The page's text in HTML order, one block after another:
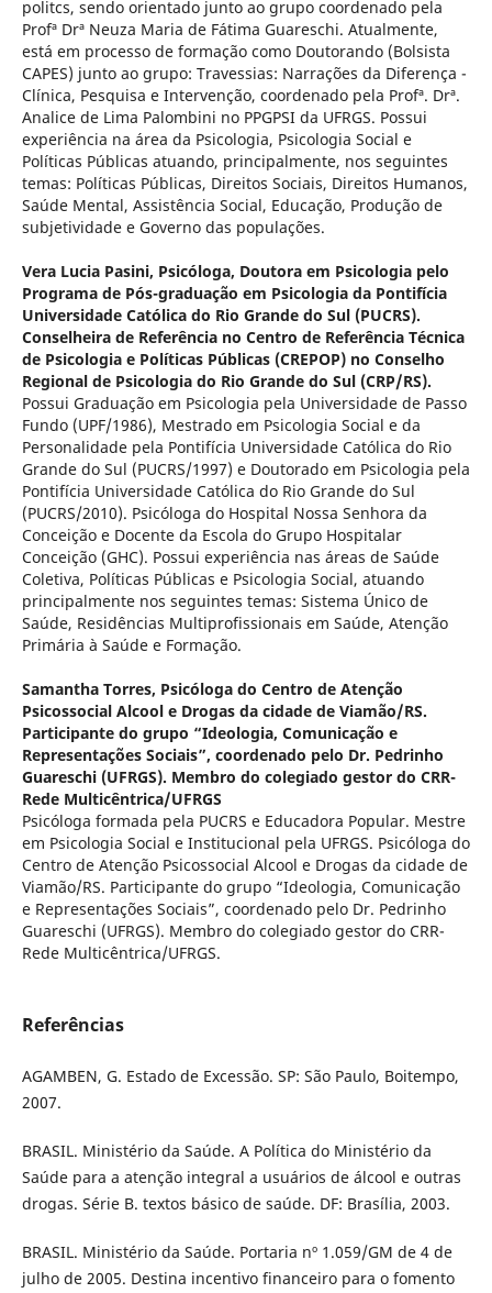
politcs, sendo orientado junto ao grupo coordenado pela
Profª Drª Neuza Maria de Fátima Guareschi. Atualmente,
está em processo de formação como Doutorando (Bolsista
CAPES) junto ao grupo: Travessias: Narrações da Diferença -
Clínica, Pesquisa e Intervenção, coordenado pela Profª. Drª.
Analice de Lima Palombini no PPGPSI da UFRGS. Possui
experiência na área da Psicologia, Psicologia Social e
Políticas Públicas atuando, principalmente, nos seguintes
temas: Políticas Públicas, Direitos Sociais, Direitos Humanos,
Saúde Mental, Assistência Social, Educação, Produção de
subjetividade e Governo das populações.
Vera Lucia Pasini, Psicóloga, Doutora em Psicologia pelo
Programa de Pós-graduação em Psicologia da Pontifícia
Universidade Católica do Rio Grande do Sul (PUCRS).
Conselheira de Referência no Centro de Referência Técnica
de Psicologia e Políticas Públicas (CREPOP) no Conselho
Regional de Psicologia do Rio Grande do Sul (CRP/RS).
Possui Graduação em Psicologia pela Universidade de Passo
Fundo (UPF/1986), Mestrado em Psicologia Social e da
Personalidade pela Pontifícia Universidade Católica do Rio
Grande do Sul (PUCRS/1997) e Doutorado em Psicologia pela
Pontifícia Universidade Católica do Rio Grande do Sul
(PUCRS/2010). Psicóloga do Hospital Nossa Senhora da
Conceição e Docente da Escola do Grupo Hospitalar
Conceição (GHC). Possui experiência nas áreas de Saúde
Coletiva, Políticas Públicas e Psicologia Social, atuando
principalmente nos seguintes temas: Sistema Único de
Saúde, Residências Multiprofissionais em Saúde, Atenção
Primária à Saúde e Formação.
Samantha Torres, Psicóloga do Centro de Atenção
Psicossocial Alcool e Drogas da cidade de Viamão/RS.
Participante do grupo “Ideologia, Comunicação e
Representações Sociais”, coordenado pelo Dr. Pedrinho
Guareschi (UFRGS). Membro do colegiado gestor do CRR-
Rede Multicêntrica/UFRGS
Psicóloga formada pela PUCRS e Educadora Popular. Mestre
em Psicologia Social e Institucional pela UFRGS. Psicóloga do
Centro de Atenção Psicossocial Alcool e Drogas da cidade de
Viamão/RS. Participante do grupo “Ideologia, Comunicação
e Representações Sociais”, coordenado pelo Dr. Pedrinho
Guareschi (UFRGS). Membro do colegiado gestor do CRR-
Rede Multicêntrica/UFRGS.
Referências
AGAMBEN, G. Estado de Excessão. SP: São Paulo, Boitempo,
2007.
BRASIL. Ministério da Saúde. A Política do Ministério da
Saúde para a atenção integral a usuários de álcool e outras
drogas. Série B. textos básico de saúde. DF: Brasília, 2003.
BRASIL. Ministério da Saúde. Portaria nº 1.059/GM de 4 de
julho de 2005. Destina incentivo financeiro para o fomento